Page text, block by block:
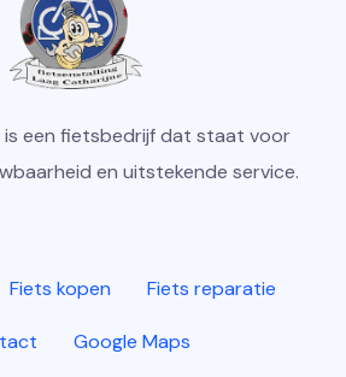
is een fietsbedrijf dat staat voor
en uitstekende service.
Fiets kopen Fiets reparatie
Google Maps